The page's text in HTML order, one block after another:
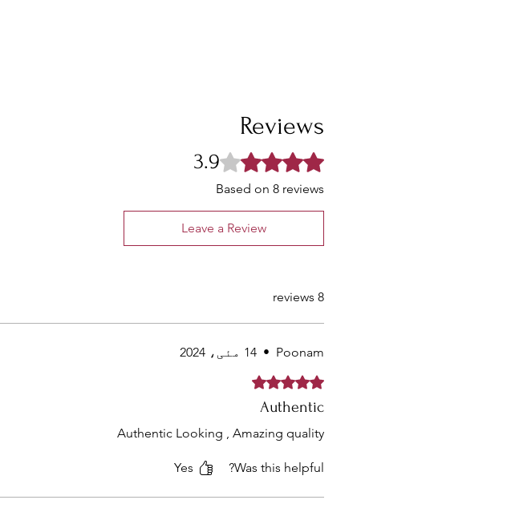
Reviews
Rated 3.9 out of 5 stars.
3.9
Based on 8 reviews
Leave a Review
8 reviews
Poonam
• 14 مئی، 2024
Rated 5 out of 5 stars.
Authentic
Authentic Looking , Amazing quality
Was this helpful?
Yes